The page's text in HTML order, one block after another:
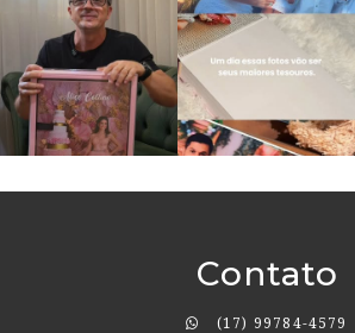
Contato
(17) 99784-4579